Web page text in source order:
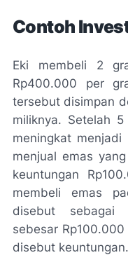
Contoh
Eki membeli 2
Rp400.000 per
tersebut disimpan
miliknya. Setelah
meningkat
menjual emas
keuntungan
membeli emas
disebut sebagai
sebesar
disebut keuntungan.